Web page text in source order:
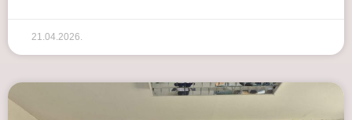
21.04.2026.